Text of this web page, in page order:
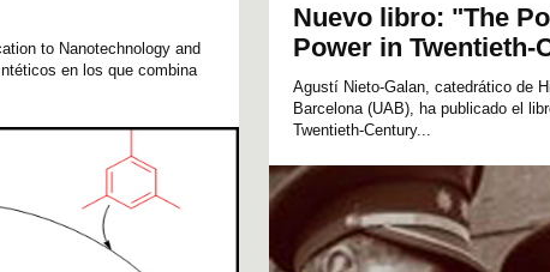
to Nanotechnology and
en los que combina
Nuevo libro: "The
Power in Twentieth-
Agustí Nieto-Galan, catedrático de
Barcelona (UAB), ha publicado el
Twentieth-Century...